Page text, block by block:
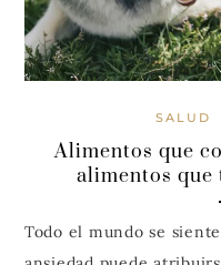
SALUD
Alimentos que
alimentos que
Todo el mundo se